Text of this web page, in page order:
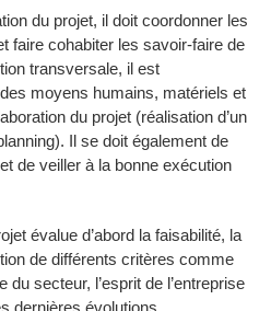
du projet, il doit coordonner les
faire cohabiter les savoir-faire de
transversale, il est
moyens humains, matériels et
du projet (réalisation d’un
Il se doit également de
de veiller à la bonne exécution
évalue d’abord la faisabilité, la
de différents critères comme
du secteur, l’esprit de l’entreprise
dernières évolutions